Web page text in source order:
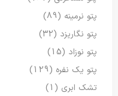
پتو نرمینه (89)
پتو نگاریزد (32)
پتو نوزاد (15)
پتو یک نفره (129)
تشک ابری (1)